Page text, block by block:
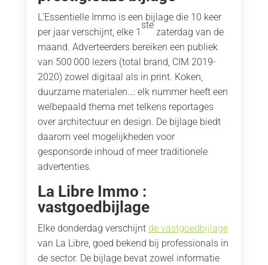
L’Essentielle Immo is een bijlage die 10 keer
per jaar verschijnt, elke 1
ste
zaterdag van de
maand. Adverteerders bereiken een publiek
van 500 000 lezers (total brand, CIM 2019-
2020) zowel digitaal als in print. Koken,
duurzame materialen…: elk nummer heeft een
welbepaald thema met telkens reportages
over architectuur en design. De bijlage biedt
daarom veel mogelijkheden voor
gesponsorde inhoud of meer traditionele
advertenties.
La Libre Immo :
vastgoedbijlage
Elke donderdag verschijnt de vastgoedbijlage
van La Libre, goed bekend bij professionals in
de sector. De bijlage bevat zowel informatie